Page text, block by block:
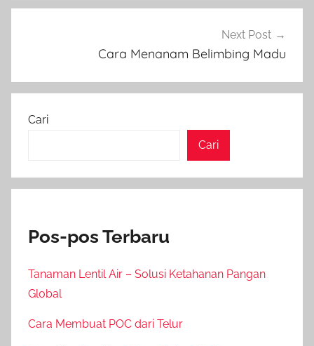
Next Post
Cara Menanam Belimbing Madu
Cari
Cari
Pos-pos Terbaru
Tanaman Lentil Air – Solusi Ketahanan Pangan
Global
Cara Membuat POC dari Telur